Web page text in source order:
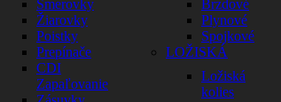
Smerovky
Žiarovky
Poistky
Prepínače
CDI
Zapaľovanie
Brzdové
Plynové
Spojkové
LOŽISKÁ
Ložiská
kolies